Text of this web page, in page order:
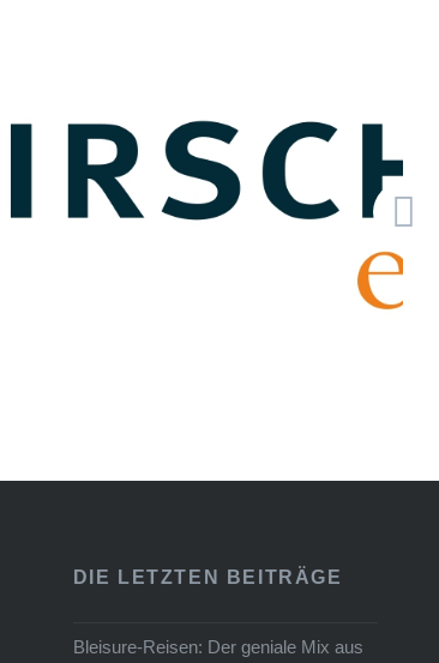
einarbeiten. Heute haben wir bei
uns in der Agentur unter allen
Einsendungen die 4 Tickets
DIE LETZTEN BEITRÄGE
Bleisure-Reisen: Der geniale Mix aus